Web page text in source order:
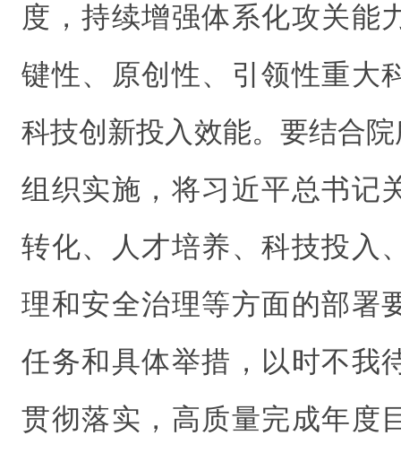
度，持续增强体系化攻关能
键性、原创性、引领性重大
科技创新投入效能。要结合
组织实施，将习近平总书记
转化、人才培养、科技投入
理和安全治理等方面的部署
任务和具体举措，以时不我
贯彻落实，高质量完成年度